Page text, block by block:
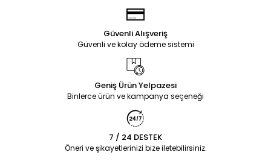
Güvenli Alışveriş
Güvenli ve kolay ödeme sistemi
Geniş Ürün Yelpazesi
Binlerce ürün ve kampanya seçeneği
7 / 24 DESTEK
Öneri ve şikayetlerinizi bize iletebilirsiniz.